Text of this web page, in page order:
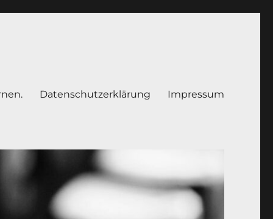
Datenschutzerklärung Impressum